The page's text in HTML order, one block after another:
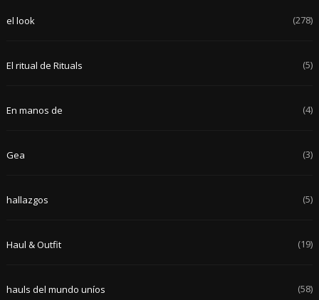
el look (278)
El ritual de Rituals (5)
En manos de (4)
Gea (3)
hallazgos (5)
Haul & Outfit (19)
hauls del mundo uníos (58)